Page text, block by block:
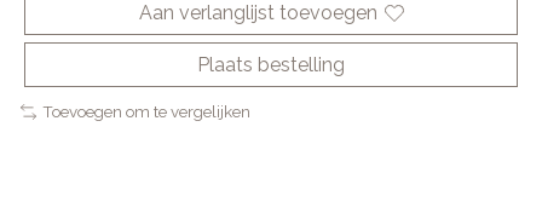
Aan verlanglijst toevoegen
Plaats bestelling
Toevoegen om te vergelijken